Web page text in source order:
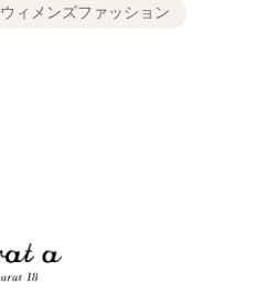
ウィメンズファッション